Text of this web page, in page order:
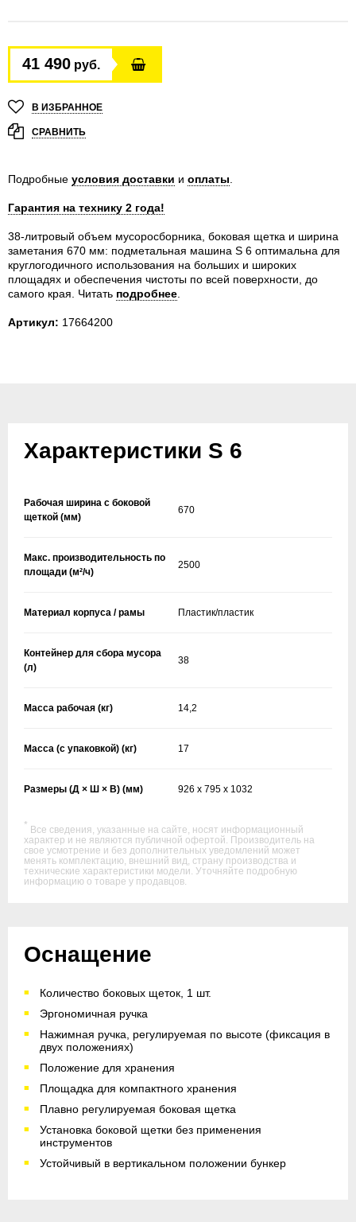
41 490 руб.
В ИЗБРАННОЕ
СРАВНИТЬ
Подробные условия доставки и оплаты
Гарантия на технику 2 года!
38-литровый объем мусоросборника, боковая щетка и ширина
заметания 670 мм: подметальная машина S 6 оптимальна для
круглогодичного использования на больших и широких
площадях и обеспечения чистоты по всей поверхности, до
самого края.
Читать подробнее
Артикул: 17664200
Характеристики S 6
Рабочая ширина с боковой
щеткой (мм)
670
Макс. производительность по
площади (м²/ч)
2500
Материал корпуса / рамы Пластик/пластик
Контейнер для сбора мусора
(л)
38
Масса рабочая (кг) 14,2
Масса (с упаковкой) (кг) 17
Размеры (Д × Ш × В) (мм) 926 x 795 x 1032
* Все сведения, указанные на сайте, носят информационный
характер и не являются публичной офертой. Производитель на
свое усмотрение и без дополнительных уведомлений может
менять комплектацию, внешний вид, страну производства и
технические характеристики модели. Уточняйте подробную
информацию о товаре у продавцов.
Оснащение
Количество боковых щеток, 1 шт.
Эргономичная ручка
Нажимная ручка, регулируемая по высоте (фиксация в
двух положениях)
Положение для хранения
Площадка для компактного хранения
Плавно регулируемая боковая щетка
Установка боковой щетки без применения
инструментов
Устойчивый в вертикальном положении бункер